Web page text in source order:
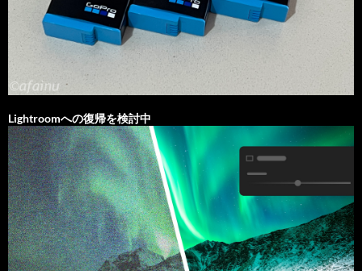
Lightroomへの復帰を検討中